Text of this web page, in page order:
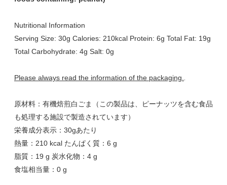
Nutritional Information
Serving Size: 30g Calories: 210kcal Protein: 6g Total Fat: 19g
Total Carbohydrate: 4g Salt: 0g
Please always read the information of the packaging.
原材料：有機焙煎白ごま（この製品は、ピーナッツを含む食品
も処理する施設で製造されています）
栄養成分表示：30gあたり
熱量：210 kcal たんぱく質：6 g
脂質：19 g 炭水化物：4 g
食塩相当量：0 g